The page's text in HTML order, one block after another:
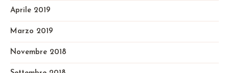
Aprile 2019
Marzo 2019
Novembre 2018